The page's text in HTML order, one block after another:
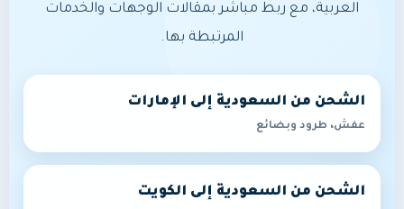
العربية، مع ربط مباشر بمقالات الوجهات والخدمات
المرتبطة بها.
الشحن من السعودية إلى الإمارات
عفش، طرود وبضائع
الشحن من السعودية إلى الكويت